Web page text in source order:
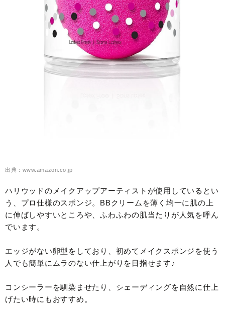
出典：www.amazon.co.jp
ハリウッドのメイクアップアーティストが使用しているとい
う、プロ仕様のスポンジ。BBクリームを薄く均一に肌の上
に伸ばしやすいところや、ふわふわの肌当たりが人気を呼ん
でいます。
エッジがない卵型をしており、初めてメイクスポンジを使う
人でも簡単にムラのない仕上がりを目指せます♪
コンシーラーを馴染ませたり、シェーディングを自然に仕上
げたい時にもおすすめ。